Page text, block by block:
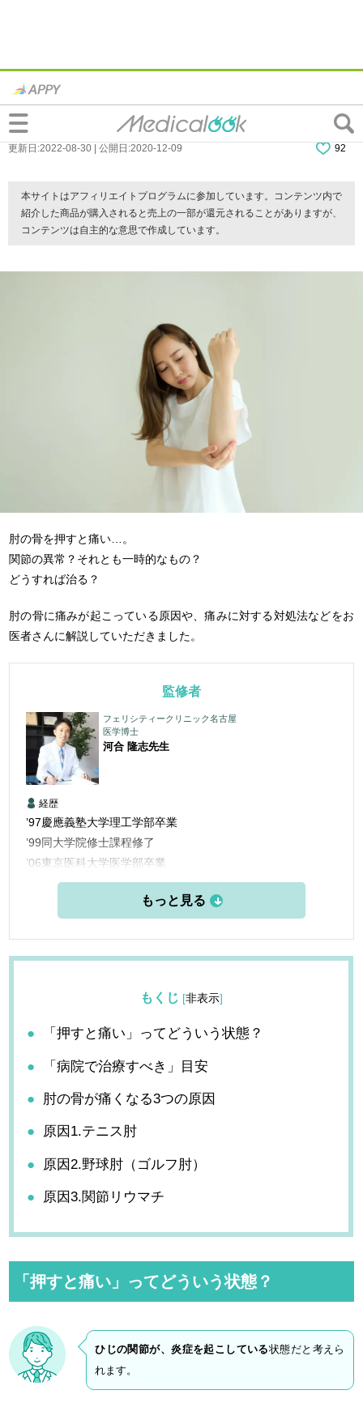
なぜ？「肘の骨を押すと痛い」原因。関節
リウマチかも。病院は行くべき？
更新日:2022-08-30 | 公開日:2020-12-09 92
本サイトはアフィリエイトプログラムに参加しています。コンテンツ内で
紹介した商品が購入されると売上の一部が還元されることがありますが、
コンテンツは自主的な意思で作成しています。
肘の骨を押すと痛い…。
関節の異常？それとも一時的なもの？
どうすれば治る？
肘の骨に痛みが起こっている原因や、痛みに対する対処法などをお
医者さんに解説していただきました。
監修者
フェリシティークリニック名古屋
医学博士
河合 隆志先生
経歴
’97慶應義塾大学理工学部卒業
’99同大学院修士課程修了
’06東京医科大学医学部卒業
’06三楽病院臨床研修医
’08三楽病院整形外科他勤務
’13愛知医科大学学際的痛みセンター勤務
’15米国ペインマネジメント＆アンチエイジングセンター他研
’16フェリシティークリニック名古屋 開設
もくじ [非表示]
「押すと痛い」ってどういう状態？
「病院で治療すべき」目安
肘の骨が痛くなる3つの原因
原因1.テニス肘
原因2.野球肘（ゴルフ肘）
原因3.関節リウマチ
「押すと痛い」ってどういう状態？
ひじの関節が、炎症を起こしている状態だと考えら
れます。